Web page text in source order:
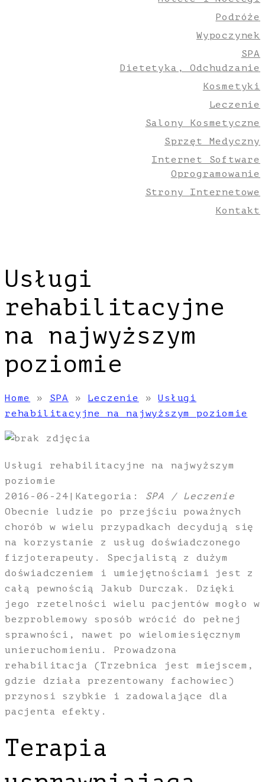
Podróże
Wypoczynek
SPA
Dietetyka, Odchudzanie
Kosmetyki
Leczenie
Salony Kosmetyczne
Sprzęt Medyczny
Internet Software
Oprogramowanie
Strony Internetowe
Kontakt
Usługi
rehabilitacyjne
na najwyższym
poziomie
Home » SPA » Leczenie »Usługi
rehabilitacyjne na najwyższym poziomie
Usługi rehabilitacyjne na najwyższym
poziomie
2016-06-24 | Kategoria: SPA / Leczenie
Obecnie ludzie po przejściu poważnych
chorób w wielu przypadkach decydują się
na korzystanie z usług doświadczonego
fizjoterapeuty. Specjalistą z dużym
doświadczeniem i umiejętnościami jest z
całą pewnością Jakub Durczak. Dzięki
jego rzetelności wielu pacjentów mogło w
bezproblemowy sposób wrócić do pełnej
sprawności, nawet po wielomiesięcznym
unieruchomieniu. Prowadzona
rehabilitacja (Trzebnica jest miejscem,
gdzie działa prezentowany fachowiec)
przynosi szybkie i zadowalające dla
pacjenta efekty.
Terapia